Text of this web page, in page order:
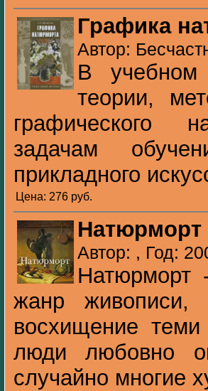
Графика
Автор:
В учебном
теории,
графического
задачам
прикладного
Цена: 276 pуб.
Натюрморт
Автор: , Год:
Натюрморт
жанр живописи,
восхищение
люди любовно
случайно многие